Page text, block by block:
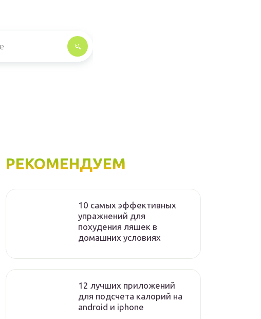
РЕКОМЕНДУЕМ
10 самых эффективных
упражнений для
похудения ляшек в
домашних условиях
12 лучших приложений
для подсчета калорий на
android и iphone